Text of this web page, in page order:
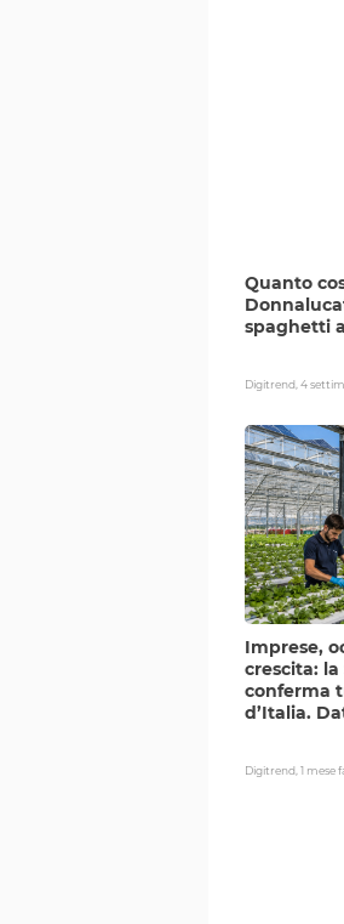
Quanto
spaghetti
Digitrend, 4
Imprese,
crescita: la
conferma
d’Italia.
Digitrend, 1 mese